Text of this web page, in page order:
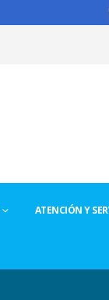
ATENCIÓN Y